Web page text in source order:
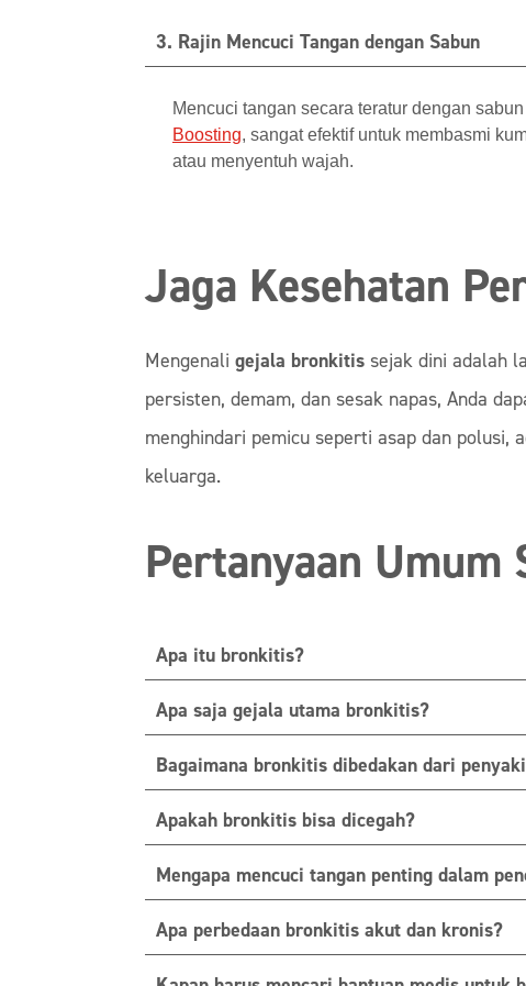
3. Rajin Mencuci Tangan dengan Sabun
Mencuci tangan secara teratur dengan
Boosting, sangat efektif untuk membasmi
atau menyentuh wajah.
Jaga Kesehatan
Mengenali gejala bronkitis sejak dini adalah
persisten, demam, dan sesak napas, Anda
menghindari pemicu seperti asap dan polusi,
keluarga.
Pertanyaan
Apa itu bronkitis?
Apa saja gejala utama bronkitis?
Bagaimana bronkitis dibedakan dari
Apakah bronkitis bisa dicegah?
Mengapa mencuci tangan penting dalam
Apa perbedaan bronkitis akut dan kronis?